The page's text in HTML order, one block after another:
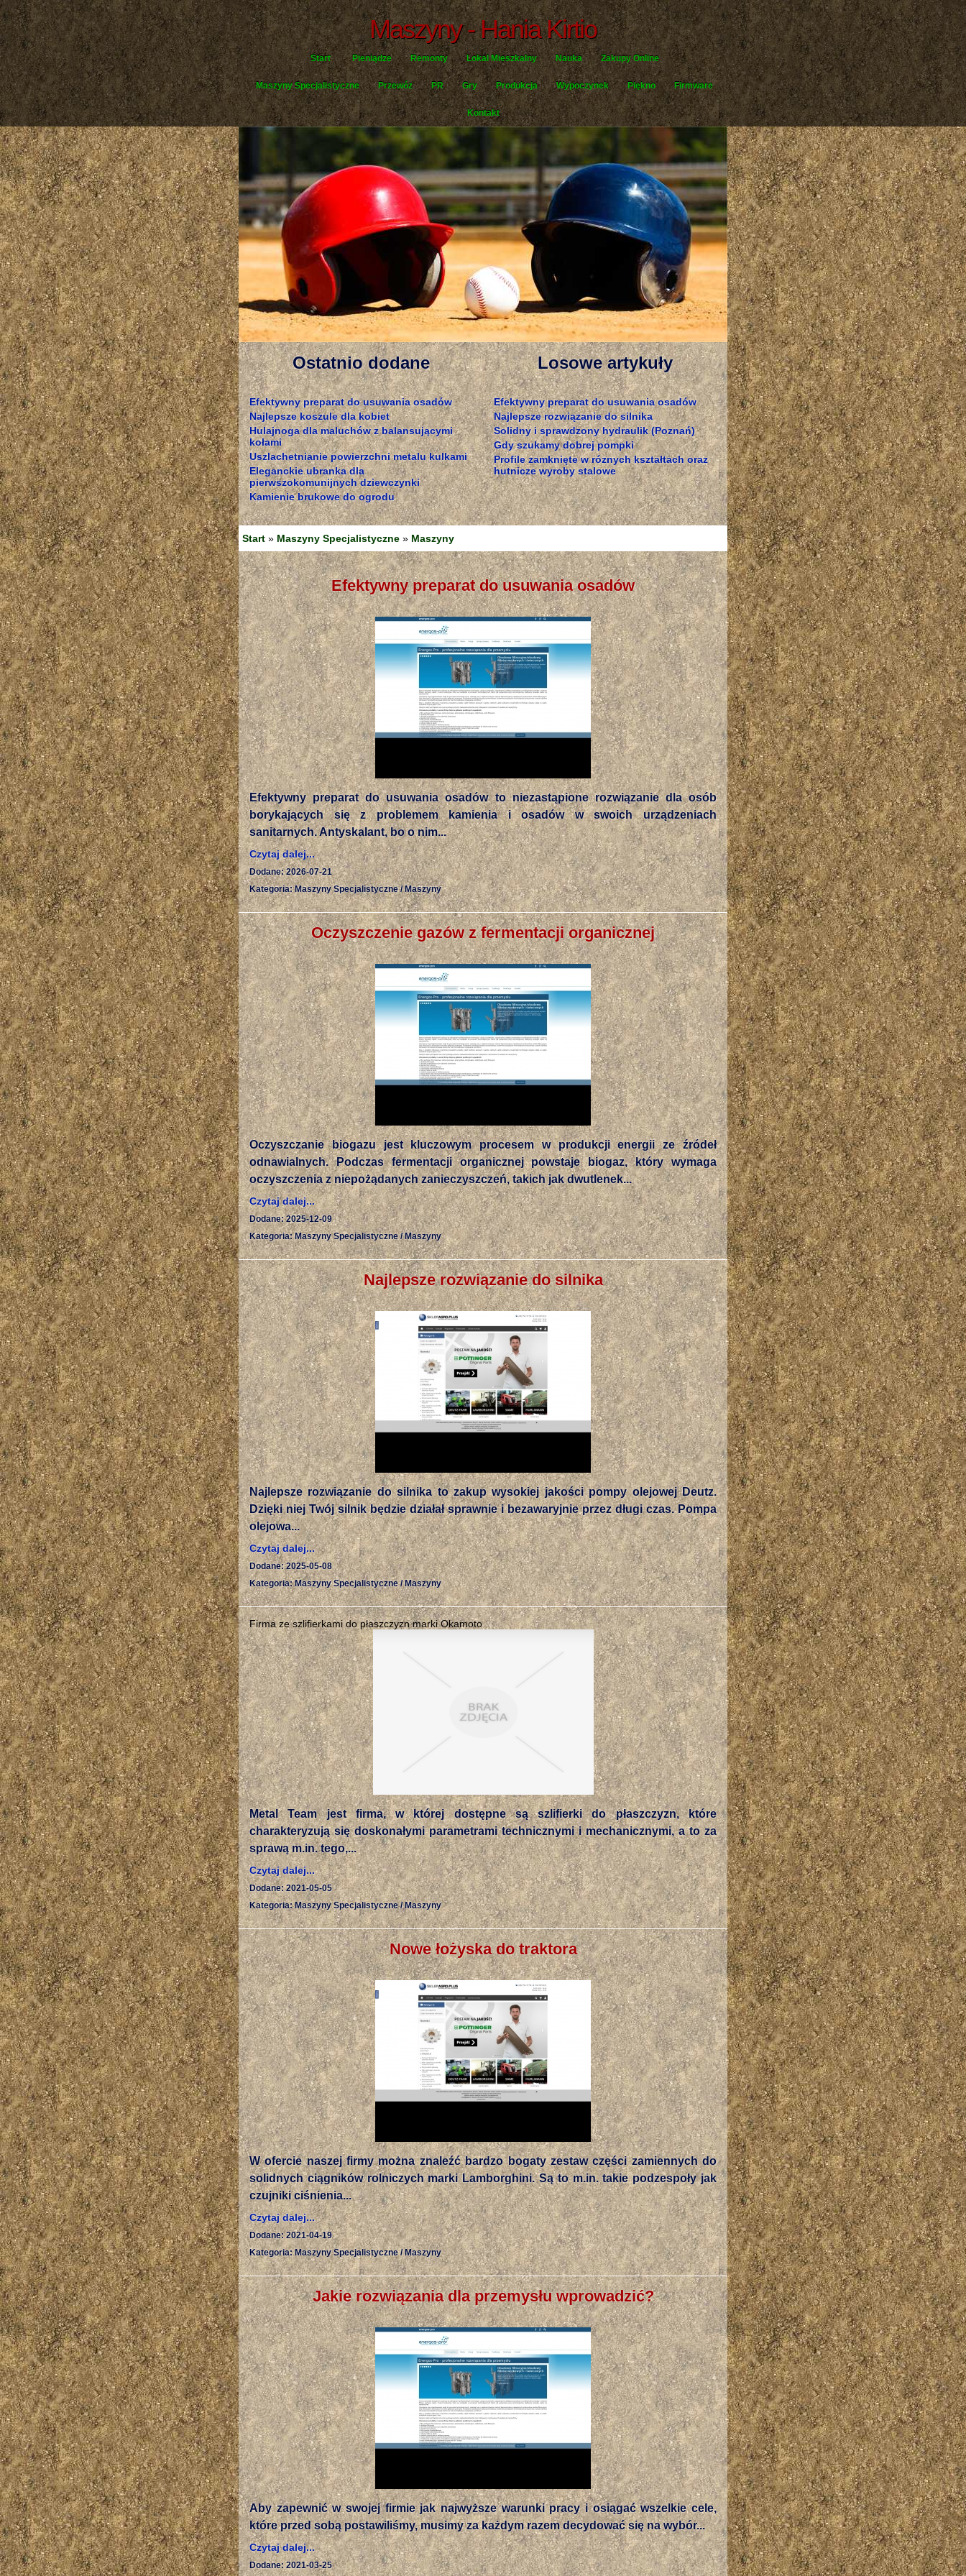
Maszyny - Hania Kirtio
Start Pieniądze Remonty Lokal Mieszkalny Nauka Zakupy Online
Maszyny Specjalistyczne Przewóz PR Gry Produkcja Wypoczynek Piękno Firmware
Kontakt
Ostatnio dodane
Efektywny preparat do usuwania osadów
Najlepsze koszule dla kobiet
Hulajnoga dla maluchów z balansującymi
kołami
Uszlachetnianie powierzchni metalu kulkami
Eleganckie ubranka dla
pierwszokomunijnych dziewczynki
Kamienie brukowe do ogrodu
Losowe artykuły
Efektywny preparat do usuwania osadów
Najlepsze rozwiązanie do silnika
Solidny i sprawdzony hydraulik (Poznań)
Gdy szukamy dobrej pompki
Profile zamknięte w róznych kształtach oraz
hutnicze wyroby stalowe
Start » Maszyny Specjalistyczne » Maszyny
Efektywny preparat do usuwania osadów
Efektywny preparat do usuwania osadów to niezastąpione rozwiązanie dla osób
borykających się z problemem kamienia i osadów w swoich urządzeniach
sanitarnych. Antyskalant, bo o nim...
Czytaj dalej...
Dodane: 2026-07-21
Kategoria: Maszyny Specjalistyczne / Maszyny
Oczyszczenie gazów z fermentacji organicznej
Oczyszczanie biogazu jest kluczowym procesem w produkcji energii ze źródeł
odnawialnych. Podczas fermentacji organicznej powstaje biogaz, który wymaga
oczyszczenia z niepożądanych zanieczyszczeń, takich jak dwutlenek...
Czytaj dalej...
Dodane: 2025-12-09
Kategoria: Maszyny Specjalistyczne / Maszyny
Najlepsze rozwiązanie do silnika
Najlepsze rozwiązanie do silnika to zakup wysokiej jakości pompy olejowej Deutz.
Dzięki niej Twój silnik będzie działał sprawnie i bezawaryjnie przez długi czas. Pompa
olejowa...
Czytaj dalej...
Dodane: 2025-05-08
Kategoria: Maszyny Specjalistyczne / Maszyny
Firma ze szlifierkami do płaszczyzn marki Okamoto
Metal Team jest firma, w której dostępne są szlifierki do płaszczyzn, które
charakteryzują się doskonałymi parametrami technicznymi i mechanicznymi, a to za
sprawą m.in. tego,...
Czytaj dalej...
Dodane: 2021-05-05
Kategoria: Maszyny Specjalistyczne / Maszyny
Nowe łożyska do traktora
W ofercie naszej firmy można znaleźć bardzo bogaty zestaw części zamiennych do
solidnych ciągników rolniczych marki Lamborghini. Są to m.in. takie podzespoły jak
czujniki ciśnienia...
Czytaj dalej...
Dodane: 2021-04-19
Kategoria: Maszyny Specjalistyczne / Maszyny
Jakie rozwiązania dla przemysłu wprowadzić?
Aby zapewnić w swojej firmie jak najwyższe warunki pracy i osiągać wszelkie cele,
które przed sobą postawiliśmy, musimy za każdym razem decydować się na wybór...
Czytaj dalej...
Dodane: 2021-03-25